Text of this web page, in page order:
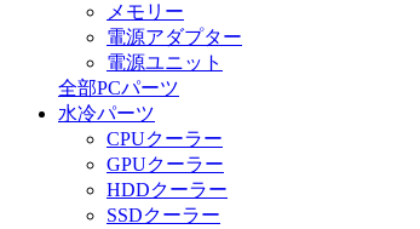
メモリー
電源アダプター
電源ユニット
全部PCパーツ
水冷パーツ
CPUクーラー
GPUクーラー
HDDクーラー
SSDクーラー